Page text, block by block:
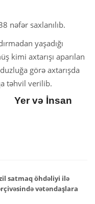
nəfər saxlanılıb.
yaşadığı
kimi axtarışı aparılan
görə axtarışda
təhvil verilib.
Yer və İnsan
satmaq öhdəliyi ilə
vətəndaşlara